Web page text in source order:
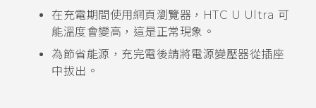
在充電期間使用網頁瀏覽器， HTC U Ultra 可
能溫度會變高，這是正常現象。
為節省能源，充完電後請將電源變壓器從插座
中拔出。